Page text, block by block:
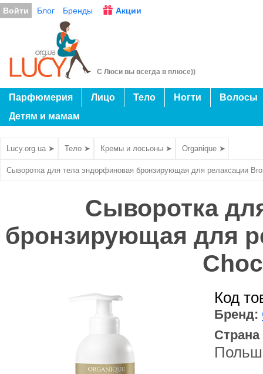
Войти Блог Бренды Акции
С Люси вы всегда в плюсе))
Парфюмерия Лицо Тело Ногти
Волосы
Детям и мамам
Lucy.org.ua ➤ Тело ➤ Кремы и лосьоны ➤ Organique ➤
Сыворотка для тела эндорфиновая бронзирующая для релаксации
Сыворотка
бронзирующая для
Код
Бренд: